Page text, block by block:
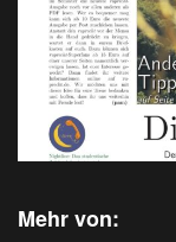
Mehr von: